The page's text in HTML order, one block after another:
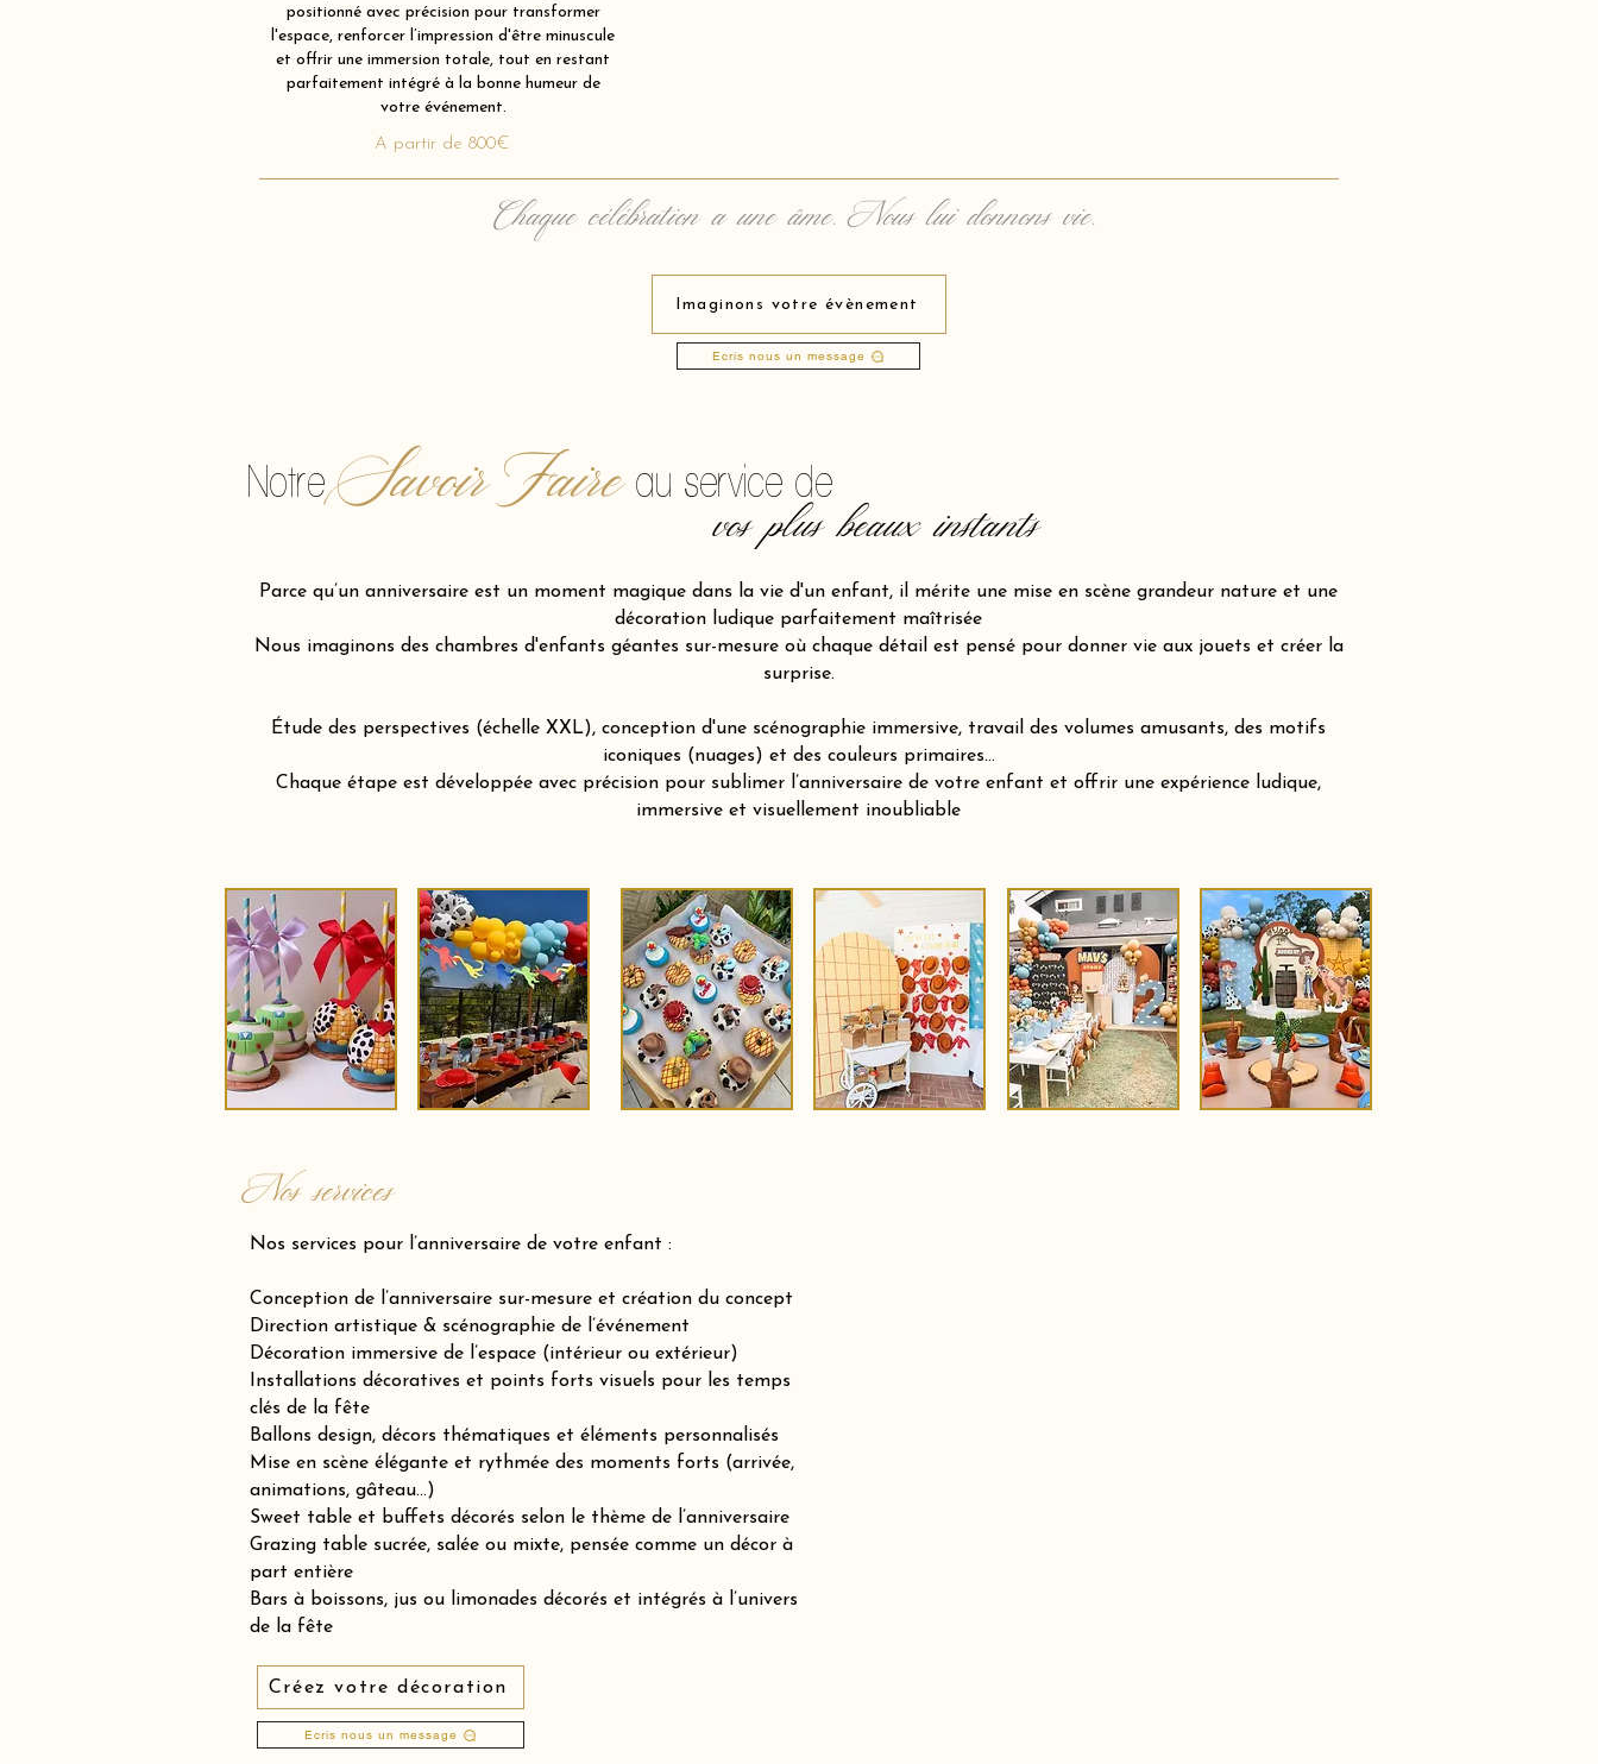
positionné avec précision pour transformer
l'espace, renforcer l’impression d'être minuscule
et offrir une immersion totale, tout en restant
parfaitement intégré à la bonne humeur de
votre événement.
A partir de 800€
Chaque célébration a une âme. Nous lui donnons vie.
Imaginons votre évènement
Ecris nous un message
Savoir Faire
Notre au service de
vos plus beaux instants
Parce qu’un anniversaire est un moment magique dans la vie d'un enfant, il mérite une mise en scène grandeur nature et une
décoration ludique parfaitement maîtrisée
Nous imaginons des chambres d'enfants géantes sur-mesure où chaque détail est pensé pour donner vie aux jouets et créer la
surprise.
Étude des perspectives (échelle XXL), conception d'une scénographie immersive, travail des volumes amusants, des motifs
iconiques (nuages) et des couleurs primaires…
Chaque étape est développée avec précision pour sublimer l’anniversaire de votre enfant et offrir une expérience ludique,
immersive et visuellement inoubliable
Nos services
Nos services pour l’anniversaire de votre enfant :
Conception de l’anniversaire sur-mesure et création du concept
Direction artistique & scénographie de l’événement
Décoration immersive de l’espace (intérieur ou extérieur)
Installations décoratives et points forts visuels pour les temps
clés de la fête
Ballons design, décors thématiques et éléments personnalisés
Mise en scène élégante et rythmée des moments forts (arrivée,
animations, gâteau…)
Sweet table et buffets décorés selon le thème de l’anniversaire
Grazing table sucrée, salée ou mixte, pensée comme un décor à
part entière
Bars à boissons, jus ou limonades décorés et intégrés à l’univers
de la fête
Créez votre décoration
Ecris nous un message